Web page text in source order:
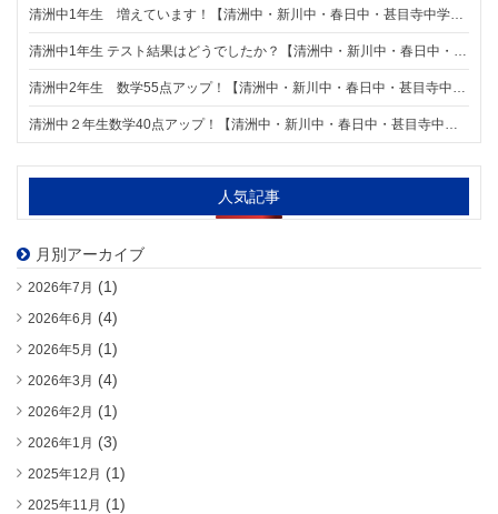
人気記事
月別アーカイブ
2026年7月 (1)
2026年6月 (4)
2026年5月 (1)
2026年3月 (4)
2026年2月 (1)
2026年1月 (3)
2025年12月 (1)
2025年11月 (1)